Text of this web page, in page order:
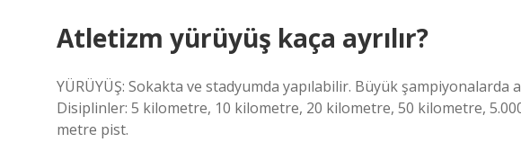
Atletizm yürüyüş kaça ayrılır?
YÜRÜYÜŞ: Sokakta ve stadyumda yapılabilir. Büyük şampiyonalarda
Disiplinler: 5 kilometre, 10 kilometre, 20 kilometre, 50 kilometre,
metre pist.